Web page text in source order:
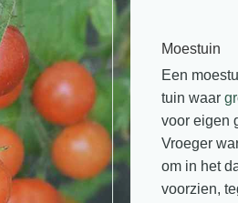
Moestuin
Een
tuin waar
voor eigen
Vroeger
om in het
voorzien,